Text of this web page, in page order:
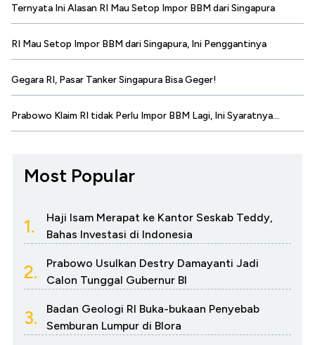
Ternyata Ini Alasan RI Mau Setop Impor BBM dari Singapura
RI Mau Setop Impor BBM dari Singapura, Ini Penggantinya
Gegara RI, Pasar Tanker Singapura Bisa Geger!
Prabowo Klaim RI tidak Perlu Impor BBM Lagi, Ini Syaratnya...
Most Popular
1.
Haji Isam Merapat ke Kantor Seskab Teddy,
Bahas Investasi di Indonesia
2.
Prabowo Usulkan Destry Damayanti Jadi
Calon Tunggal Gubernur BI
3.
Badan Geologi RI Buka-bukaan Penyebab
Semburan Lumpur di Blora